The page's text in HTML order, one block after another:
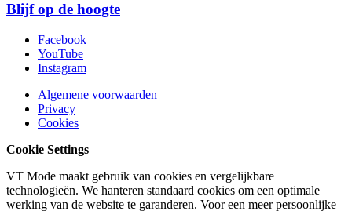
Blijf op de hoogte
Facebook
YouTube
Instagram
Algemene voorwaarden
Privacy
Cookies
Cookie Settings
VT Mode maakt gebruik van cookies en vergelijkbare
technologieën. We hanteren standaard cookies om een optimale
werking van de website te garanderen. Voor een meer persoonlijke